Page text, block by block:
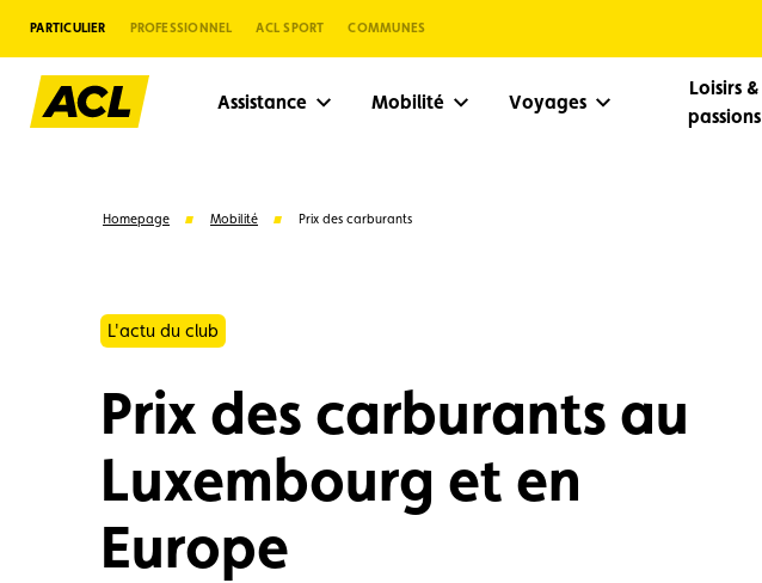
PARTICULIER PROFESSIONNEL ACL SPORT COMMUNES
Assistance Mobilité Voyages
Loisirs &
passions
Suggestions
Carte membre
Homepage Mobilité Prix des carburants
L'actu du club
Prix des carburants au
Luxembourg et en
Europe